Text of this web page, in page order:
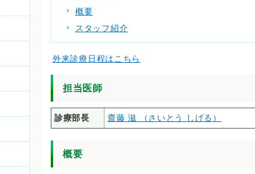
概要
スタッフ紹介
外来診療日程はこちら
担当医師
診療部長 齋藤 滋 （さいとう しげる）
概要